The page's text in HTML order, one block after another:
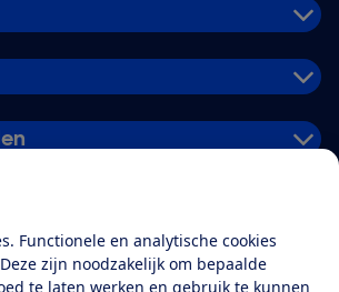
Functionele en analytische cookies
zijn noodzakelijk om bepaalde
te laten werken en gebruik te kunnen